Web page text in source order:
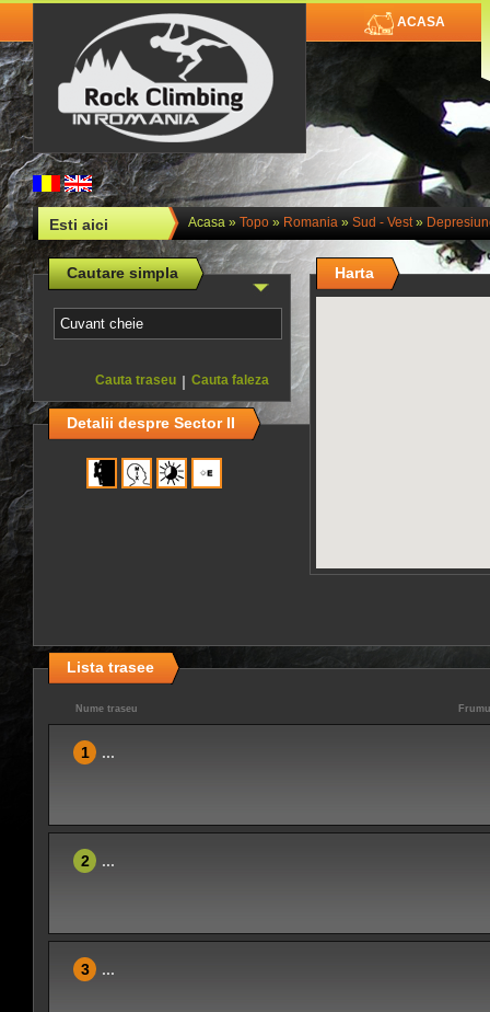
ACASA
Esti aici Acasa» Topo» Romania» Sud - Vest»
Cautare simpla
Cauta faleza
|
Cauta traseu
Harta
Detalii despre Sector II
Lista trasee
Nume traseu
1 ...
2 ...
3 ...